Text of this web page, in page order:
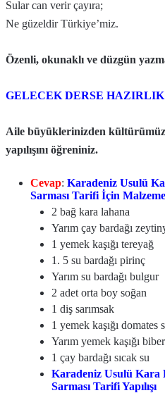
Sular can verir çayıra;
Ne güzeldir Türkiye’miz.
Özenli, okunaklı ve düzgün
GELECEK DERSE HAZIRLIK
Aile büyüklerinizden
yapılışını öğreniniz.
Cevap: Karadeniz Usulü
Sarması Tarifi İçin
2 bağ kara lahana
Yarım çay bardağı
1 yemek kaşığı tereyağ
1. 5 su bardağı pirinç
Yarım su bardağı bulgur
2 adet orta boy soğan
1 diş sarımsak
1 yemek kaşığı domates
Yarım yemek kaşığı
1 çay bardağı sıcak su
Karadeniz Usulü Kara
Sarması Tarifi Yapılışı